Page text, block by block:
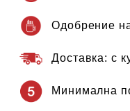
Одобрение
Доставка: с
Минимална